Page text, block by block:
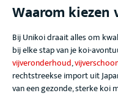
Waarom kiezen
Bij Unikoi draait alles om
bij elke stap van je koi-
vijveronderhoud,
rechtstreekse import uit
van een gezonde, sterke koi